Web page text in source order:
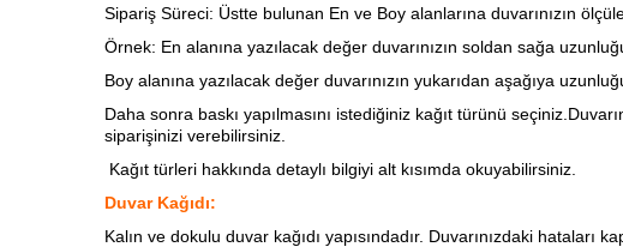
Sipariş Süreci: Üstte bulunan En ve Boy alanlarına duvarınızın
Örnek: En alanına yazılacak değer duvarınızın soldan sağa
Boy alanına yazılacak değer duvarınızın yukarıdan aşağıya
Daha sonra baskı yapılmasını istediğiniz kağıt türünü
siparişinizi verebilirsiniz.
Kağıt türleri hakkında detaylı bilgiyi alt kısımda okuyabilirsiniz.
Duvar Kağıdı:
Kalın ve dokulu duvar kağıdı yapısındadır. Duvarınızdaki hataları